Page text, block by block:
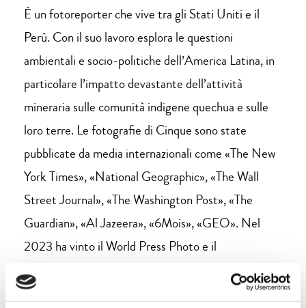
È un fotoreporter che vive tra gli Stati Uniti e il
Perù. Con il suo lavoro esplora le questioni
ambientali e socio-politiche dell’America Latina, in
particolare l’impatto devastante dell’attività
mineraria sulle comunità indigene quechua e sulle
loro terre. Le fotografie di Cinque sono state
pubblicate da media internazionali come «The New
York Times», «National Geographic», «The Wall
Street Journal», «The Washington Post», «The
Guardian», «Al Jazeera», «6Mois», «GEO». Nel
2023 ha vinto il World Press Photo e il
Sustainability Award ai Sony World Photography
Awards.